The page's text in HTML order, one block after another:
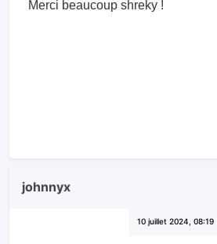
Merci beaucoup shreky !
johnnyx
10 juillet 2024, 08:19